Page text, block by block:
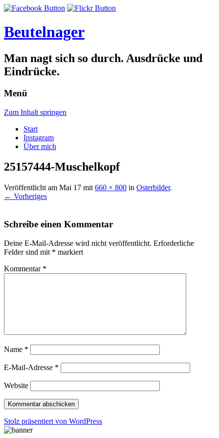
Beutelnager
Man nagt sich so durch. Ausdrücke und
Eindrücke.
Menü
Zum Inhalt springen
Start
Instagram
Über mich
25157444-Muschelkopf
Veröffentlicht am Mai 17 mit 660 × 800 in Osterbilder.
← Vorheriges
Schreibe einen Kommentar
Deine E-Mail-Adresse wird nicht veröffentlicht. Erforderliche
Felder sind mit * markiert
Kommentar *
Name *
E-Mail-Adresse *
Website
Stolz präsentiert von WordPress